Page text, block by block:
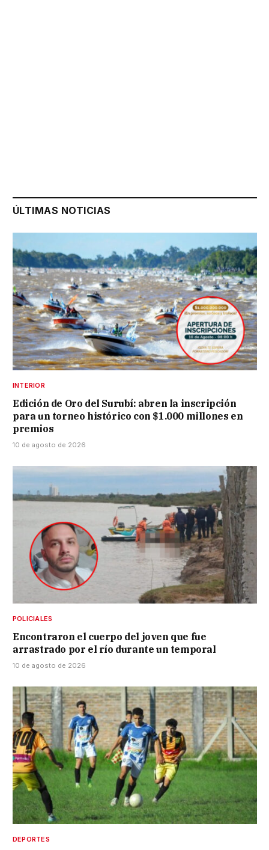
ÚLTIMAS NOTICIAS
INTERIOR
Edición de Oro del Surubí: abren la inscripción
para un torneo histórico con $1.000 millones en
premios
10 de agosto de 2026
POLICIALES
Encontraron el cuerpo del joven que fue
arrastrado por el río durante un temporal
10 de agosto de 2026
DEPORTES